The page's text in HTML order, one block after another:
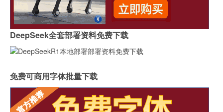
DeepSeek全套部署资料免费下载
免费可商用字体批量下载